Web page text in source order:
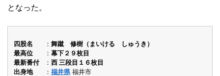
となった。
四股名
舞蹴 修樹（まいける しゅうき）
最高位
幕下２９枚目
最新番付
西 三段目１６枚目
出身地
福井県福井市